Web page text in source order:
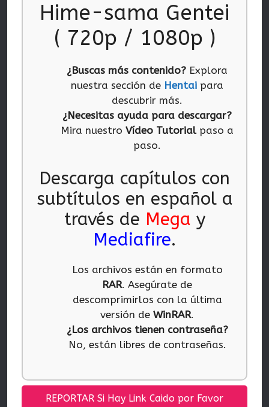
Hime-sama Gentei
( 720p / 1080p )
¿Buscas más contenido? Explora
nuestra sección de Hentai para
descubrir más.
¿Necesitas ayuda para descargar?
Mira nuestroVídeo Tutorialpaso a
paso.
Descarga capítulos con
subtítulos en español a
través de Mega y
Mediafire.
Los archivos están en formato
RAR. Asegúrate de
descomprimirlos con la última
versión deWinRAR.
¿Los archivos tienen contraseña?
No, están libres de contraseñas.
REPORTAR Si Hay Link Caido por Favor